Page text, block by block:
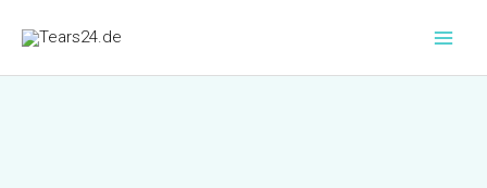
Inhalt
springen